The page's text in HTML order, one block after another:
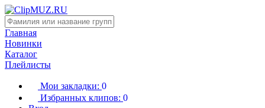
Главная
Новинки
Каталог
Плейлисты
Мои закладки: 0
Избранных клипов: 0